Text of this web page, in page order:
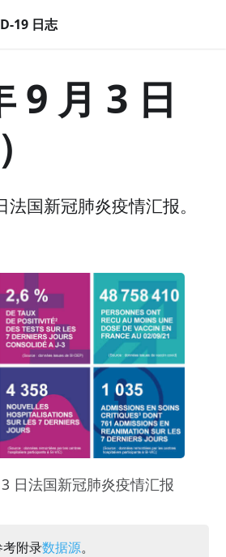
19 日志
9 月 3 日
国新冠肺炎疫情汇报。
日法国新冠肺炎疫情汇报
附录数据源。